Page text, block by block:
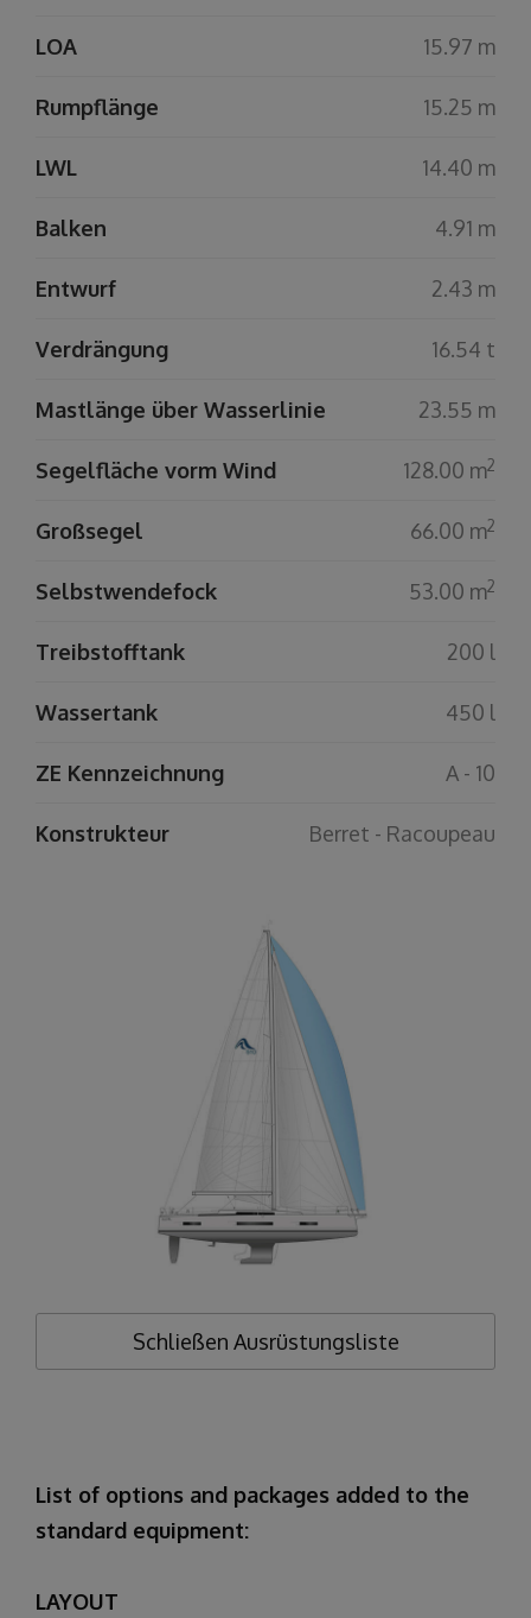
LOA 15.97 m
Rumpflänge 15.25 m
LWL 14.40 m
Balken 4.91 m
Entwurf 2.43 m
Verdrängung 16.54 t
Mastlänge über Wasserlinie 23.55 m
Segelfläche vorm Wind 128.00 m2
Großsegel 66.00 m2
Selbstwendefock 53.00 m2
Treibstofftank 200 l
Wassertank 450 l
ZE Kennzeichnung A - 10
Konstrukteur Berret - Racoupeau
Schließen Ausrüstungsliste
List of options and packages added to the
standard equipment:
LAYOUT